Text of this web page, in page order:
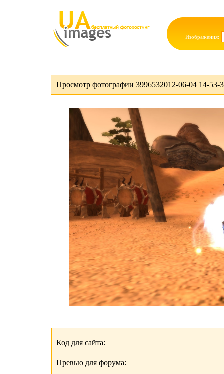
Изображения:
Просмотр фотографии 3996532012-06-04 14-53-
Код для сайта:
Превью для форума: